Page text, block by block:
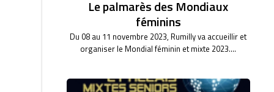
Le palmarès des Mondiaux
féminins
Du 08 au 11 novembre 2023, Rumilly va accueillir et
organiser le Mondial féminin et mixte 2023....